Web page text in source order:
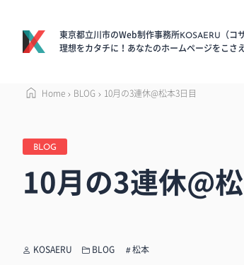
東京都立川市のWeb制作事務所KOSAERU
（コ
理想をカタチに！あなたのホームページをこさ
Home BLOG 10月の3連休@松本3日目
BLOG
10月の3連休@
KOSAERU BLOG 松本